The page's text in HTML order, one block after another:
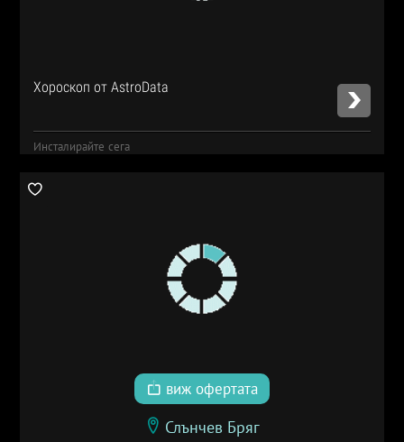
Хороскоп от AstroData
Инсталирайте сега
виж офертата
Слънчев Бряг